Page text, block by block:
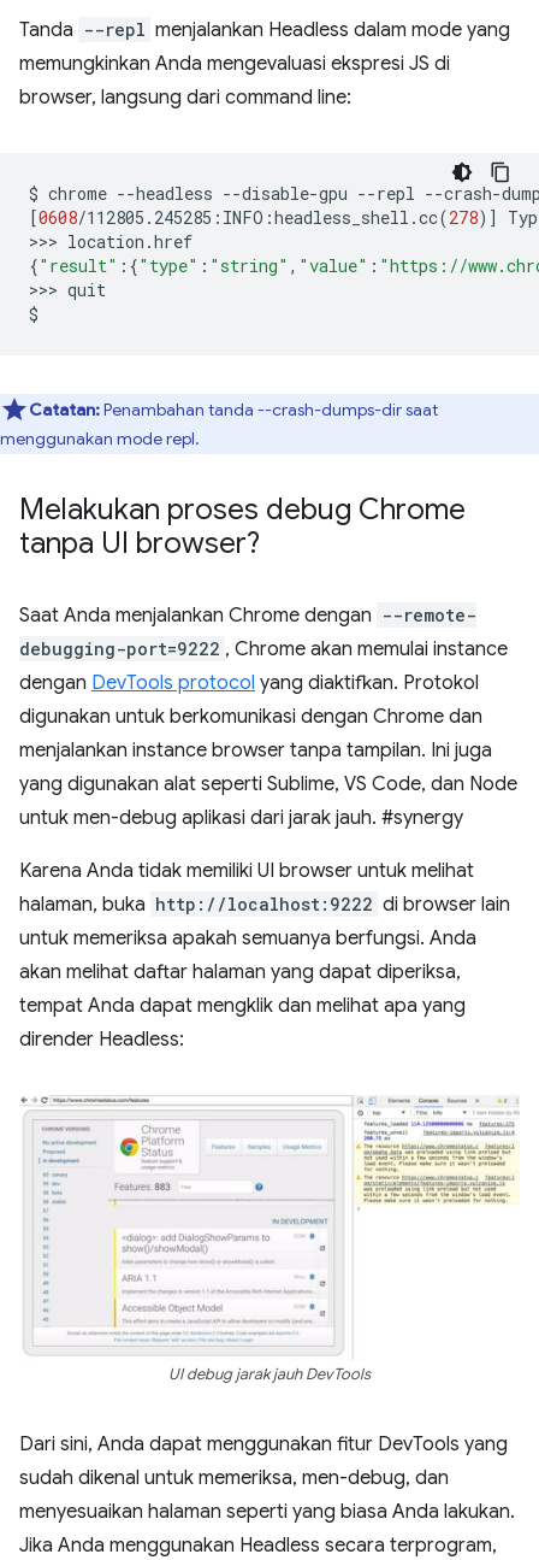
Tanda --repl menjalankan Headless dalam mode yang
memungkinkan Anda mengevaluasi ekspresi JS di
browser, langsung dari command line:
$ chrome --headless --disable-gpu --repl --crash-
[0608/112805.245285:INFO:headless_shell.cc(278)]
>>>
{"result" : {"type" : "string" , "value" : "https://
>>> quit
Catatan:Penambahan tanda --crash-dumps-dir saat
menggunakan mode repl.
Melakukan proses debug Chrome
tanpa UI browser?
Saat Anda menjalankan Chrome dengan --remote-
debugging-port=9222 , Chrome akan memulai instance
dengan DevTools protocol yang diaktifkan. Protokol
digunakan untuk berkomunikasi dengan Chrome dan
menjalankan instance browser tanpa tampilan. Ini juga
yang digunakan alat seperti Sublime, VS Code, dan Node
untuk men-debug aplikasi dari jarak jauh. #synergy
Karena Anda tidak memiliki UI browser untuk melihat
halaman, buka http://localhost:9222 di browser lain
untuk memeriksa apakah semuanya berfungsi. Anda
akan melihat daftar halaman yang dapat diperiksa,
tempat Anda dapat mengklik dan melihat apa yang
dirender Headless:
UI debug jarak jauh DevTools
Dari sini, Anda dapat menggunakan fitur DevTools yang
sudah dikenal untuk memeriksa, men-debug, dan
menyesuaikan halaman seperti yang biasa Anda lakukan.
Jika Anda menggunakan Headless secara terprogram,